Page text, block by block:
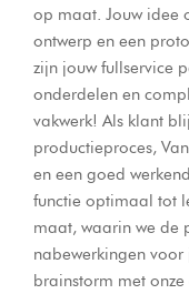
op maat. Jouw idee
ontwerp en een
zijn jouw fullservice
onderdelen en
vakwerk! Als klant
productieproces,
en een goed
functie optimaal tot
maat, waarin we de
nabewerkingen voor
brainstorm met onze